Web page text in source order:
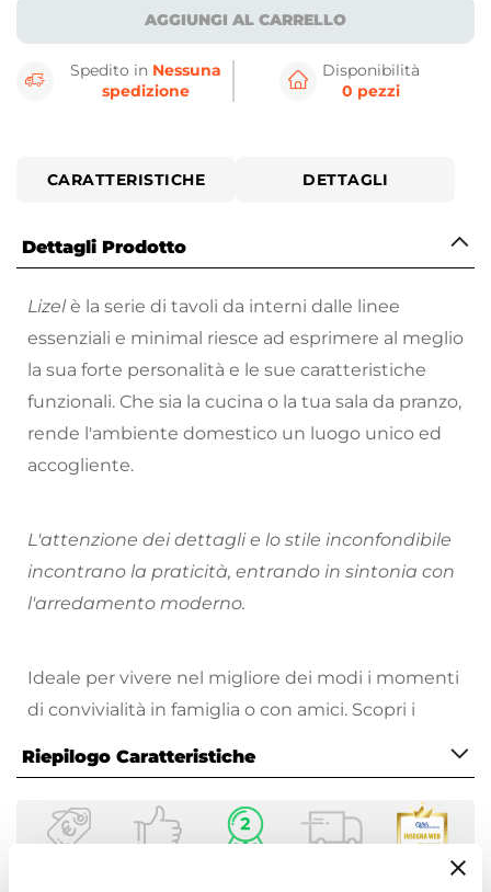
AGGIUNGI AL CARRELLO
Spedito in Nessuna
spedizione
Disponibilità
0 pezzi
CARATTERISTICHE DETTAGLI
Dettagli Prodotto
Lizel è la serie di tavoli da interni dalle linee
essenziali e minimal riesce ad esprimere al meglio
la sua forte personalità e le sue caratteristiche
funzionali. Che sia la cucina o la tua sala da pranzo,
rende l'ambiente domestico un luogo unico ed
accogliente.
L'attenzione dei dettagli e lo stile inconfondibile
incontrano la praticità, entrando in sintonia con
l'arredamento moderno.
Ideale per vivere nel migliore dei modi i momenti
di convivialità in famiglia o con amici. Scopri i
Riepilogo Caratteristiche
Caratteristiche
Tipologia